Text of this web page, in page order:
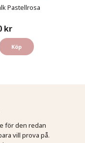
Pastellrosa
kr
Köp
för den redan
vill prova på.